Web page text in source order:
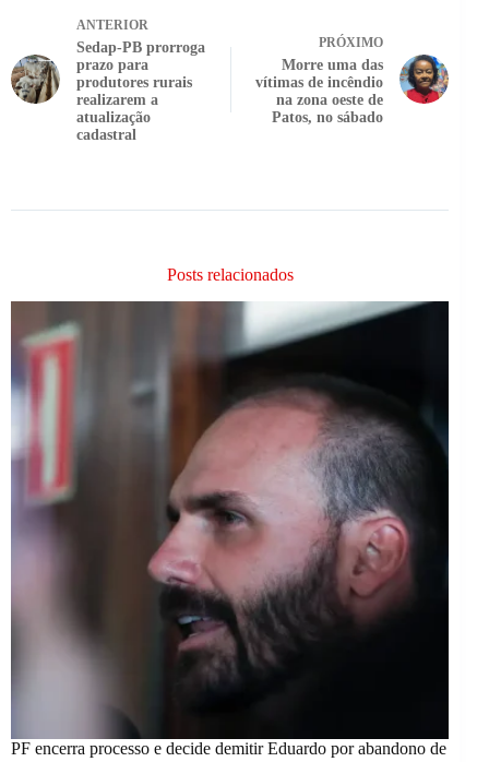
ANTERIOR
Sedap-PB prorroga
prazo para
produtores rurais
realizarem a
atualização
cadastral
PRÓXIMO
Morre uma das
vítimas de incêndio
na zona oeste de
Patos, no sábado
Posts relacionados
PF encerra processo e decide demitir Eduardo por abandono de